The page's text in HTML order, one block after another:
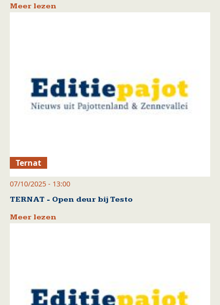
Meer lezen
Ternat
07/10/2025 - 13:00
TERNAT - Open deur bij Testo
Meer lezen